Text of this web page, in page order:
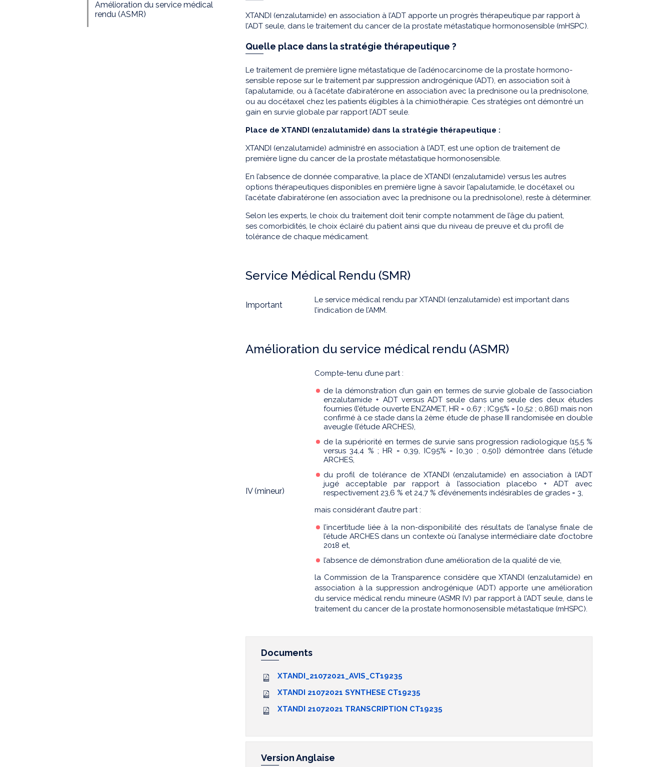
Amélioration du service médical
rendu (ASMR)
XTANDI (enzalutamide) en association à l’ADT apporte un progrès thérapeutique par rapport à
l’ADT seule, dans le traitement du cancer de la prostate métastatique hormonosensible (mHSPC).
Quelle place dans la stratégie thérapeutique ?
Le traitement de première ligne métastatique de l’adénocarcinome de la prostate hormono-
sensible repose sur le traitement par suppression androgénique (ADT), en association soit à
l’apalutamide, ou à l’acétate d’abiratérone en association avec la prednisone ou la prednisolone,
ou au docétaxel chez les patients éligibles à la chimiothérapie. Ces stratégies ont démontré un
gain en survie globale par rapport l’ADT seule.
Place de XTANDI (enzalutamide) dans la stratégie thérapeutique :
XTANDI (enzalutamide) administré en association à l’ADT, est une option de traitement de
première ligne du cancer de la prostate métastatique hormonosensible.
En l’absence de donnée comparative, la place de XTANDI (enzalutamide) versus les autres
options thérapeutiques disponibles en première ligne à savoir l’apalutamide, le docétaxel ou
l’acétate d’abiratérone (en association avec la prednisone ou la prednisolone), reste à déterminer.
Selon les experts, le choix du traitement doit tenir compte notamment de l’âge du patient,
ses comorbidités, le choix éclairé du patient ainsi que du niveau de preuve et du profil de
tolérance de chaque médicament.
Service Médical Rendu (SMR)
Important
Le service médical rendu par XTANDI (enzalutamide) est important dans
l’indication de l’AMM.
Amélioration du service médical rendu (ASMR)
IV (mineur)
Compte-tenu d’une part :
de la démonstration d’un gain en termes de survie globale de l’association
enzalutamide + ADT versus ADT seule dans une seule des deux études
fournies (l’étude ouverte ENZAMET, HR = 0,67 ; IC95% = [0,52 ; 0,86]) mais non
confirmé à ce stade dans la 2ème étude de phase III randomisée en double
aveugle (l’étude ARCHES),
de la supériorité en termes de survie sans progression radiologique (15,5 %
versus 34,4 % ; HR = 0,39, IC95% = [0,30 ; 0,50]) démontrée dans l’étude
ARCHES,
du profil de tolérance de XTANDI (enzalutamide) en association à l’ADT
jugé acceptable par rapport à l’association placebo + ADT avec
respectivement 23,6 % et 24,7 % d’événements indésirables de grades = 3,
mais considérant d’autre part :
l’incertitude liée à la non-disponibilité des résultats de l’analyse finale de
l’étude ARCHES dans un contexte où l’analyse intermédiaire date d’octobre
2018 et,
l’absence de démonstration d’une amélioration de la qualité de vie,
la Commission de la Transparence considère que XTANDI (enzalutamide) en
association à la suppression androgénique (ADT) apporte une amélioration
du service médical rendu mineure (ASMR IV) par rapport à l’ADT seule, dans le
traitement du cancer de la prostate hormonosensible métastatique (mHSPC).
Documents
XTANDI_21072021_AVIS_CT19235
XTANDI 21072021 SYNTHESE CT19235
XTANDI 21072021 TRANSCRIPTION CT19235
Version Anglaise